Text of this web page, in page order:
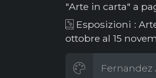
"Arte in carta" a
Esposizioni :
ottobre al 15
Fernandez